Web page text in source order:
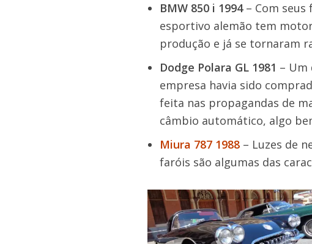
BMW 850 i 1994 – Com
esportivo alemão tem motor
produção e já se tornaram
Dodge Polara GL 1981 – Um
empresa havia sido
feita nas propagandas de
câmbio automático, algo
Miura 787 1988– Luzes de
faróis são algumas das